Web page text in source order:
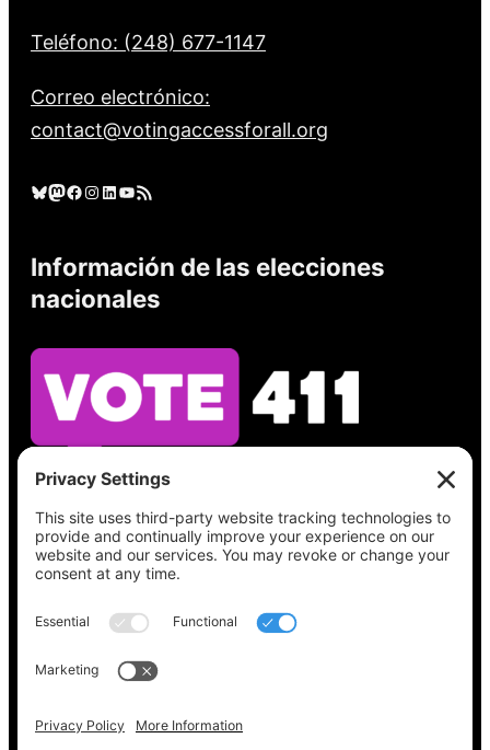
Teléfono: (248) 677-1147
Correo electrónico:
contact@votingaccessforall.org
Cielo azul Mastodonte Facebook Instagram LinkedIn YouTube Feed RSS
Información de las elecciones
nacionales
Vea lo que hay en su boleta, encuentre su
lugar de votación, verifique el estado de su
registro y obtenga toda la información
electoral que necesita enVote411.org.
Por favor no utilice: